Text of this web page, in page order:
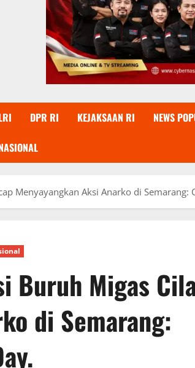
DPR RI KEJAKSAAN RI NEWS
Menyayangkan Aksi Anarko di Semarang:
Buruh Migas
di Semarang: